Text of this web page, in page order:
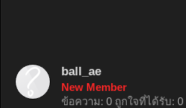
ball_ae
New Member
ข้อความ: 0 ถูกใจที่ได้รับ: 0